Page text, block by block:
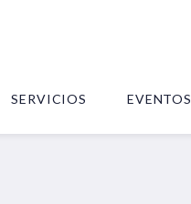
SERVICIOS EVENTOS